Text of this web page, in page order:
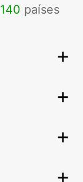
140 países